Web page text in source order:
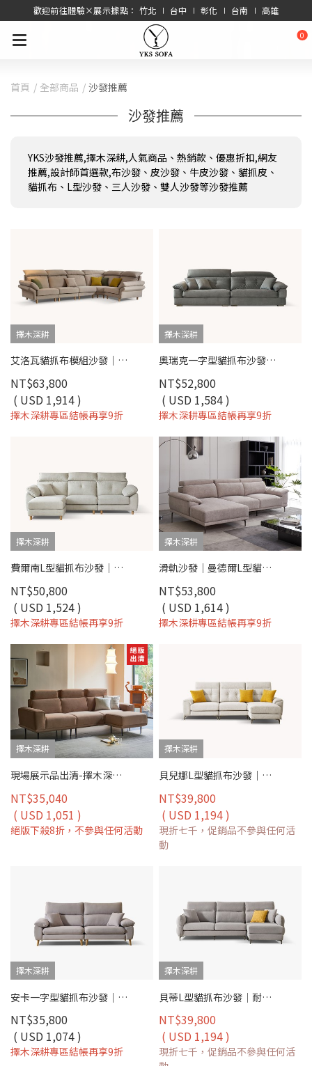
歡迎前往體驗×展示據點： 竹北 ∣ 台中 ∣ 彰化 ∣ 台南 ∣ 高雄
0
首頁 全部商品 沙發推薦
沙發推薦
YKS沙發推薦,擇木深耕,人氣商品、熱銷款、優惠折扣,網友
推薦,設計師首選款,布沙發、皮沙發、牛皮沙發、貓抓皮、
貓抓布、L型沙發、三人沙發、雙人沙發等沙發推薦
擇木深耕
艾洛瓦貓抓布模組沙發｜模組設計 × 防潑水耐磨 × 可客製尺寸 – 擇木深耕
NT$63,800
( USD 1,914 )
擇木深耕專區結帳再享9折
擇木深耕
奧瑞克一字型貓抓布沙發｜防潑水易去汙 × 多段式頭枕 × 可拆洗布套 – 擇木深耕
NT$52,800
( USD 1,584 )
擇木深耕專區結帳再享9折
擇木深耕
費爾南L型貓抓布沙發｜耐磨防潑水 × 移動式腳椅 × 可拆洗布套 – 擇木深耕
NT$50,800
( USD 1,524 )
擇木深耕專區結帳再享9折
擇木深耕
滑軌沙發｜曼德爾L型貓抓布沙發｜ 可調頭枕 × 耐磨防潑水 × 左右型–擇木深耕
NT$53,800
( USD 1,614 )
擇木深耕專區結帳再享9折
擇木深耕
現場展示品出清-擇木深耕-馬德諾L型貓抓布沙發
NT$35,040
( USD 1,051 )
絕版下殺8折，不參與任何活動
擇木深耕
貝兒娜L型貓抓布沙發｜耐磨防潑水 × 可拆洗布套 × 左右移動腳椅 – 擇木深耕
NT$39,800
( USD 1,194 )
現折七千，促銷品不參與任何活
動
擇木深耕
安卡一字型貓抓布沙發｜耐磨防潑水 × 可拆洗布套 × 木質高腳設計 – 擇木深耕
NT$35,800
( USD 1,074 )
擇木深耕專區結帳再享9折
擇木深耕
貝蒂L型貓抓布沙發｜耐磨防潑水 × 可拆洗布套 × 左右移動腳椅 – 擇木深耕
NT$39,800
( USD 1,194 )
現折七千，促銷品不參與任何活